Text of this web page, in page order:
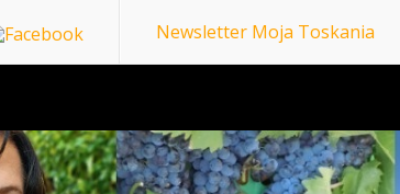
Newsletter Moja Toskania